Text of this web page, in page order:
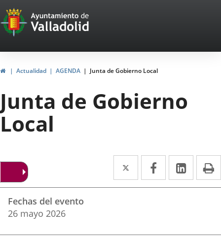
Portal
Web
del
Ayuntamiento
de
Valladolid
InicioActualidad AGENDA Junta de Gobierno Local
Junta de Gobierno
Local
Twitter
Enlace
a
externa.
Facebook
Enlace
a
externa.
Enlace
a
del
evento
Fechas del evento
26 mayo 2026